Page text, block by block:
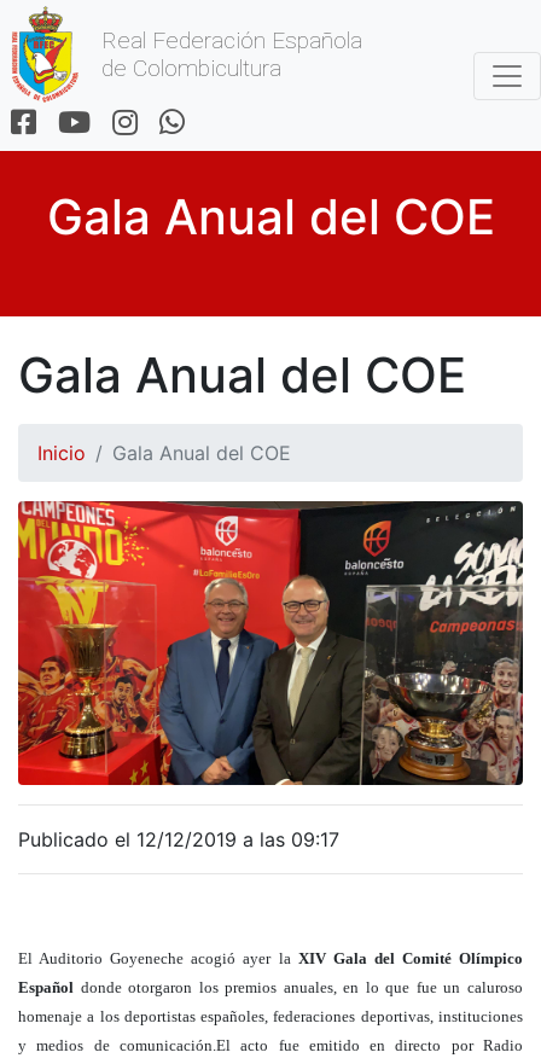
Real Federación Española
de Colombicultura
Gala Anual del COE
Gala Anual del COE
Inicio Gala Anual del COE
Publicado el 12/12/2019 a las 09:17
El Auditorio Goyeneche acogió ayer la XIV Gala del Comité Olímpico
Español donde otorgaron los premios anuales, en lo que fue un caluroso
homenaje a los deportistas españoles, federaciones deportivas, instituciones
y medios de comunicación.El acto fue emitido en directo por Radio